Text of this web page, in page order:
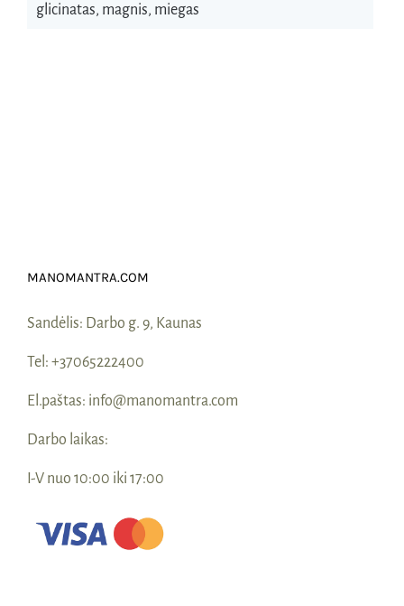
glicinatas, magnis, miegas
MANOMANTRA.COM
Sandėlis: Darbo g. 9, Kaunas
Tel: +37065222400
El.paštas: info@manomantra.com
Darbo laikas:
I-V nuo 10:00 iki 17:00